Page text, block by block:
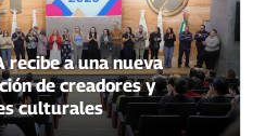
recibe a una nueva
de creadores y
culturales